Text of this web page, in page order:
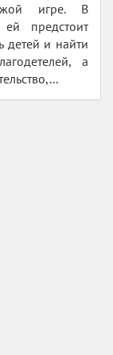
игре. В
предстоит
детей и найти
а